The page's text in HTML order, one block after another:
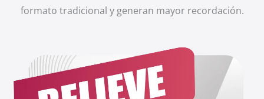
formato tradicional y generan mayor recordación.